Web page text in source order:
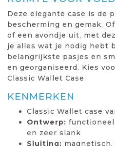
Deze elegante case is de
bescherming en gemak.
of een avondje uit, met
je alles wat je nodig hebt
belangrijkste pasjes en
en georganiseerd. Kies
Classic Wallet Case.
KENMERKEN
Classic Wallet case
Ontwerp:
en zeer slank
Sluiting: